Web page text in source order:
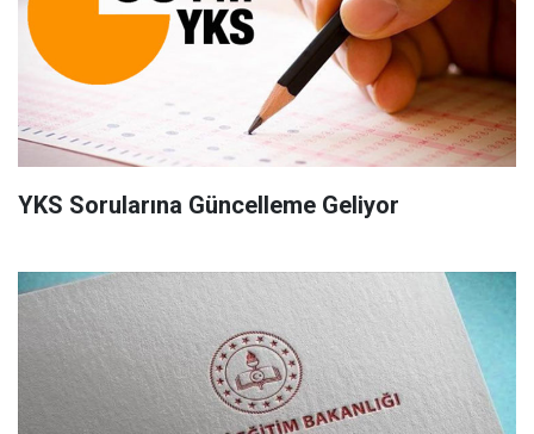
YKS Sorularına Güncelleme Geliyor